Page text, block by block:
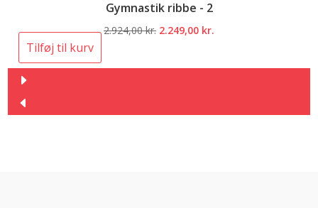
Gymnastik ribbe - 2
2.924,00kr. Den
2.249,00 kr.
Tilføj til kurv